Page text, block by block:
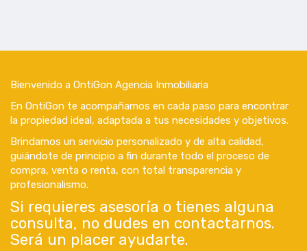
Bienvenido a OntiGon Agencia Inmobiliaria
En OntiGon te acompañamos en cada paso para encontrar
la propiedad ideal, adaptada a tus necesidades y objetivos.
Brindamos un servicio personalizado y de alta calidad,
guiándote de principio a fin durante todo el proceso de
compra, venta o renta, con total transparencia y
profesionalismo.
Si requieres asesoría o tienes alguna
consulta, no dudes en contactarnos.
Será un placer ayudarte.